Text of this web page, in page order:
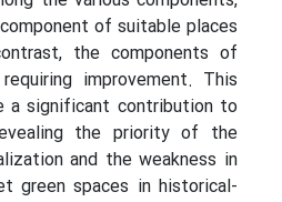
of suitable places
the components of
improvement. This
a significant contribution to
the priority of the
and the weakness in
green spaces in historical-